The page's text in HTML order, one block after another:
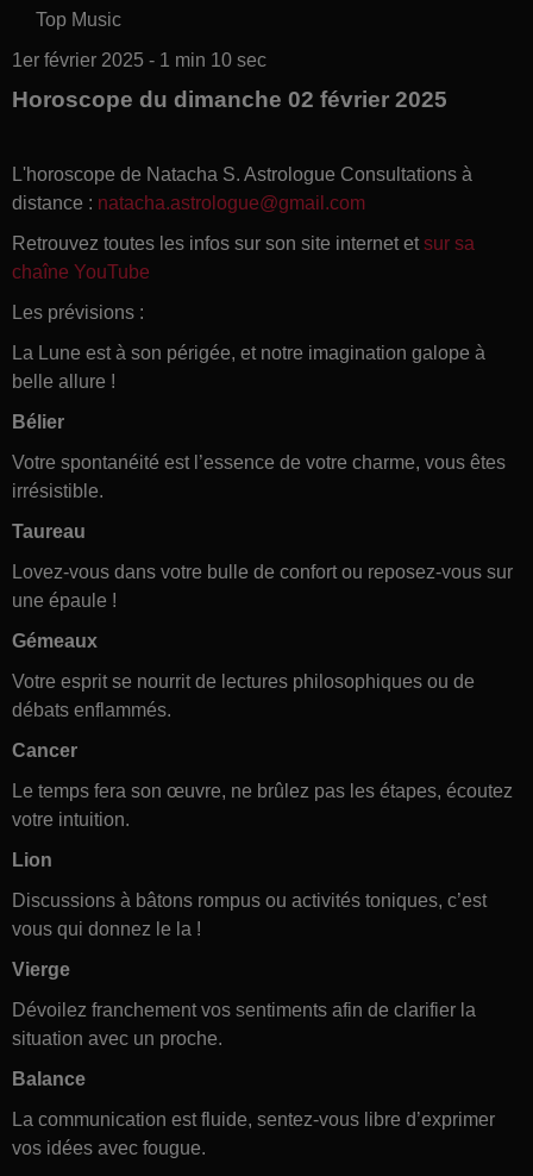
Top Music
1er février 2025 - 1 min 10 sec
Horoscope du dimanche 02 février 2025
L'horoscope de Natacha S. Astrologue Consultations à
distance : natacha.astrologue@gmail.com
Retrouvez toutes les infos sur son site internet et sur sa
chaîne YouTube
Les prévisions :
La Lune est à son périgée, et notre imagination galope à
belle allure !
Bélier
Votre spontanéité est l’essence de votre charme, vous êtes
irrésistible.
Taureau
Lovez-vous dans votre bulle de confort ou reposez-vous sur
une épaule !
Gémeaux
Votre esprit se nourrit de lectures philosophiques ou de
débats enflammés.
Cancer
Le temps fera son œuvre, ne brûlez pas les étapes, écoutez
votre intuition.
Lion
Discussions à bâtons rompus ou activités toniques, c’est
vous qui donnez le la !
Vierge
Dévoilez franchement vos sentiments afin de clarifier la
situation avec un proche.
Balance
La communication est fluide, sentez-vous libre d’exprimer
vos idées avec fougue.